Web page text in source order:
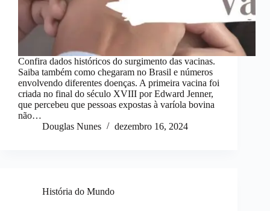
Confira dados históricos do surgimento das vacinas.
Saiba também como chegaram no Brasil e números
envolvendo diferentes doenças. A primeira vacina foi
criada no final do século XVIII por Edward Jenner,
que percebeu que pessoas expostas à varíola bovina
não…
Douglas Nunes
dezembro 16, 2024
História do Mundo